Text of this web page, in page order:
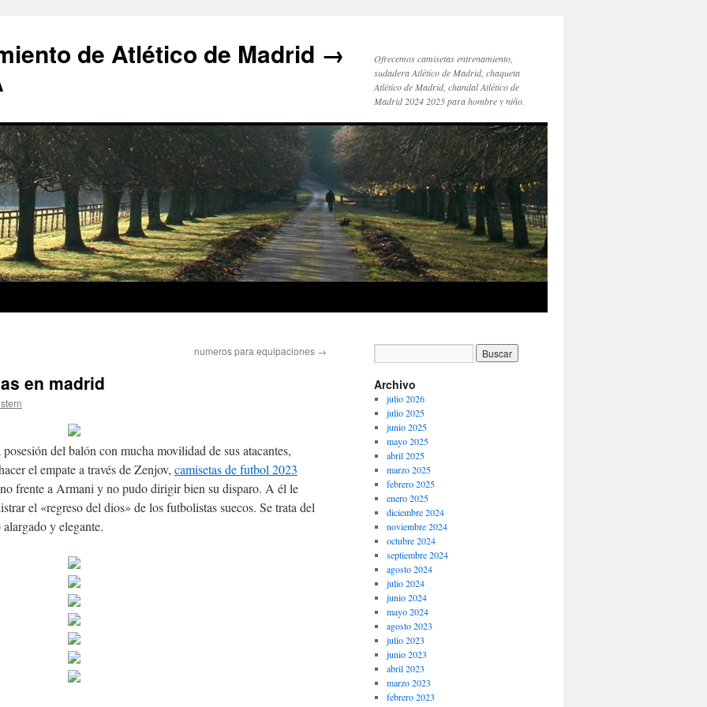
de Atlético de Madrid →
Ofrecemos camisetas entrenamiento,
sudadera Atlético de Madrid, chaqueta
Atlético de Madrid, chandal Atlético de
Madrid 2024 2025 para hombre y niño.
numeros para equipaciones →
en madrid
del balón con mucha movilidad de sus atacantes,
el empate a través de Zenjov, camisetas de futbol 2023
frente a Armani y no pudo dirigir bien su disparo. A él le
el «regreso del dios» de los futbolistas suecos. Se trata del
y elegante.
Archivo
julio 2026
julio 2025
junio 2025
mayo 2025
abril 2025
marzo 2025
febrero 2025
enero 2025
diciembre 2024
noviembre 2024
octubre 2024
septiembre 2024
agosto 2024
julio 2024
junio 2024
mayo 2024
agosto 2023
julio 2023
junio 2023
abril 2023
marzo 2023
febrero 2023